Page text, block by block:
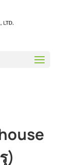
)